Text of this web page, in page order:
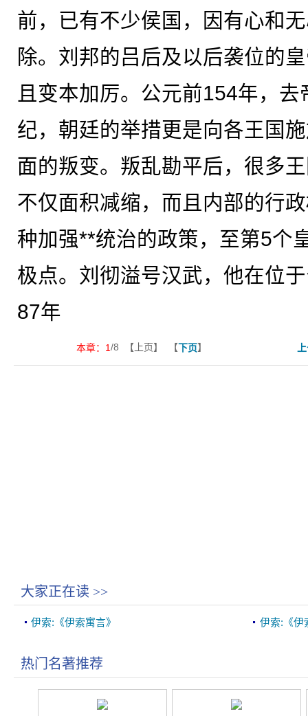
前，已有不少侯国，因有心和
除。刘邦的吕后及以后袭位的
且变本加厉。公元前154年，
纪，朝廷的举措更是向各王国
面的叛变。叛乱勘平后，很多
不仅面积减缩，而且内部的行
种加强**统治的政策，至第5个
极点。刘彻溢号汉武，他在位
87年
本章： 1/8 【上页】 【下页】
大家正在读 >>
伊索:《伊索寓言》 伊索:《伊
热门名著推荐